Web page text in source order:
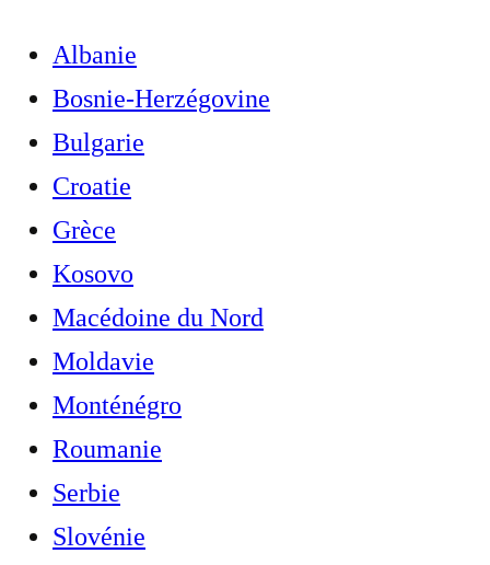
Albanie
Bosnie-Herzégovine
Bulgarie
Croatie
Grèce
Kosovo
Macédoine du Nord
Moldavie
Monténégro
Roumanie
Serbie
Slovénie